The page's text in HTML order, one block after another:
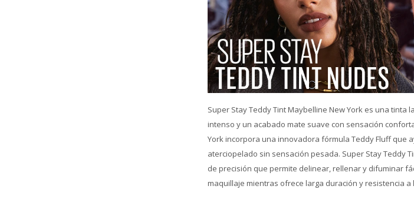
Super Stay Teddy Tint Maybelline New York es una
intenso y un acabado mate suave con sensación
York incorpora una innovadora fórmula Teddy Fluff que
aterciopelado sin sensación pesada. Super Stay Teddy
de precisión que permite delinear, rellenar y difuminar
maquillaje mientras ofrece larga duración y resistencia a